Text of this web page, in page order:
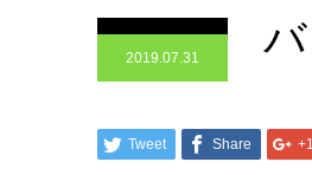
2019.07.31
Tweet Share +1